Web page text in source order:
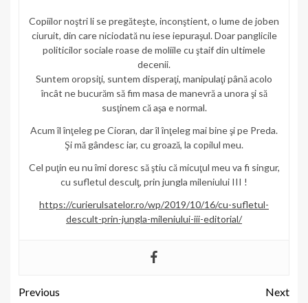
Copiilor noştri li se pregăteşte, inconştient, o lume de joben
ciuruit, din care niciodată nu iese iepuraşul. Doar panglicile
politicilor sociale roase de moliile cu ştaif din ultimele
decenii.
Suntem oropsiţi, suntem disperaţi, manipulaţi până acolo
încât ne bucurăm să fim masa de manevră a unora şi să
susţinem că aşa e normal.
Acum îl înţeleg pe Cioran, dar îl înţeleg mai bine şi pe Preda.
Şi mă gândesc iar, cu groază, la copilul meu.
Cel puţin eu nu îmi doresc să ştiu că micuţul meu va fi singur,
cu sufletul desculţ, prin jungla mileniului III !
https://curierulsatelor.ro/wp/2019/10/16/cu-sufletul-
descult-prin-jungla-mileniului-iii-editorial/
Previous
Next